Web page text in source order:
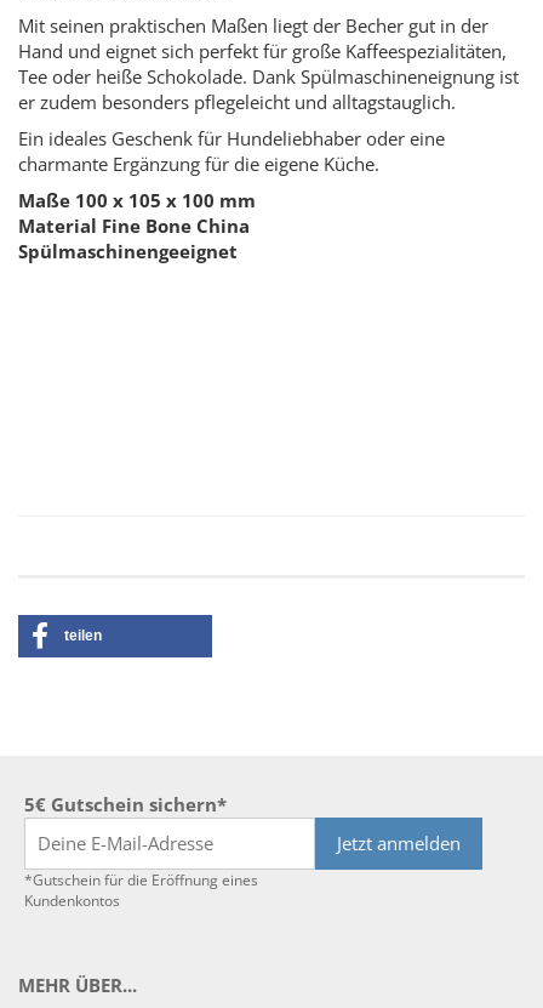
Mit seinen praktischen Maßen liegt der Becher gut in der
Hand und eignet sich perfekt für große Kaffeespezialitäten,
Tee oder heiße Schokolade. Dank Spülmaschineneignung ist
er zudem besonders pflegeleicht und alltagstauglich.
Ein ideales Geschenk für Hundeliebhaber oder eine
charmante Ergänzung für die eigene Küche.
Maße 100 x 105 x 100 mm
Material Fine Bone China
Spülmaschinengeeignet
teilen
5€ Gutschein sichern*
Jetzt anmelden
*Gutschein für die Eröffnung eines
Kundenkontos
MEHR ÜBER...